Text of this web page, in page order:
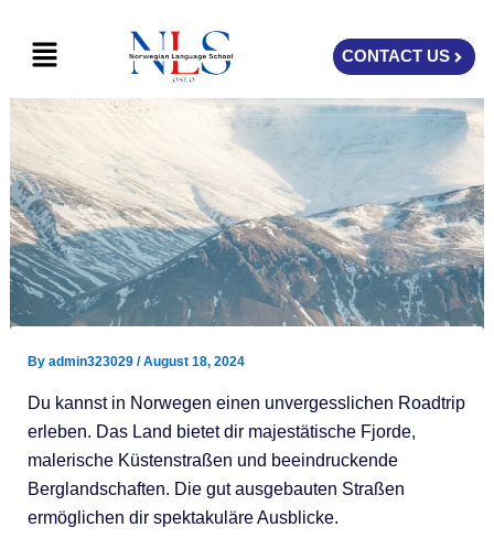
content
Menu CONTACT US
By admin323029 /August 18, 2024
Du kannst in Norwegen einen unvergesslichen Roadtrip
erleben. Das Land bietet dir majestätische Fjorde,
malerische Küstenstraßen und beeindruckende
Berglandschaften. Die gut ausgebauten Straßen
ermöglichen dir spektakuläre Ausblicke.